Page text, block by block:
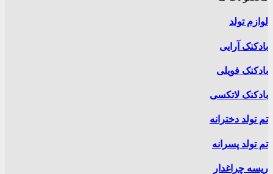
لوازم تولد
بادکنک آرایی
بادکنک فویلی
بادکنک لاتکسی
تم تولد دخترانه
تم تولد پسرانه
ریسه چراغدار